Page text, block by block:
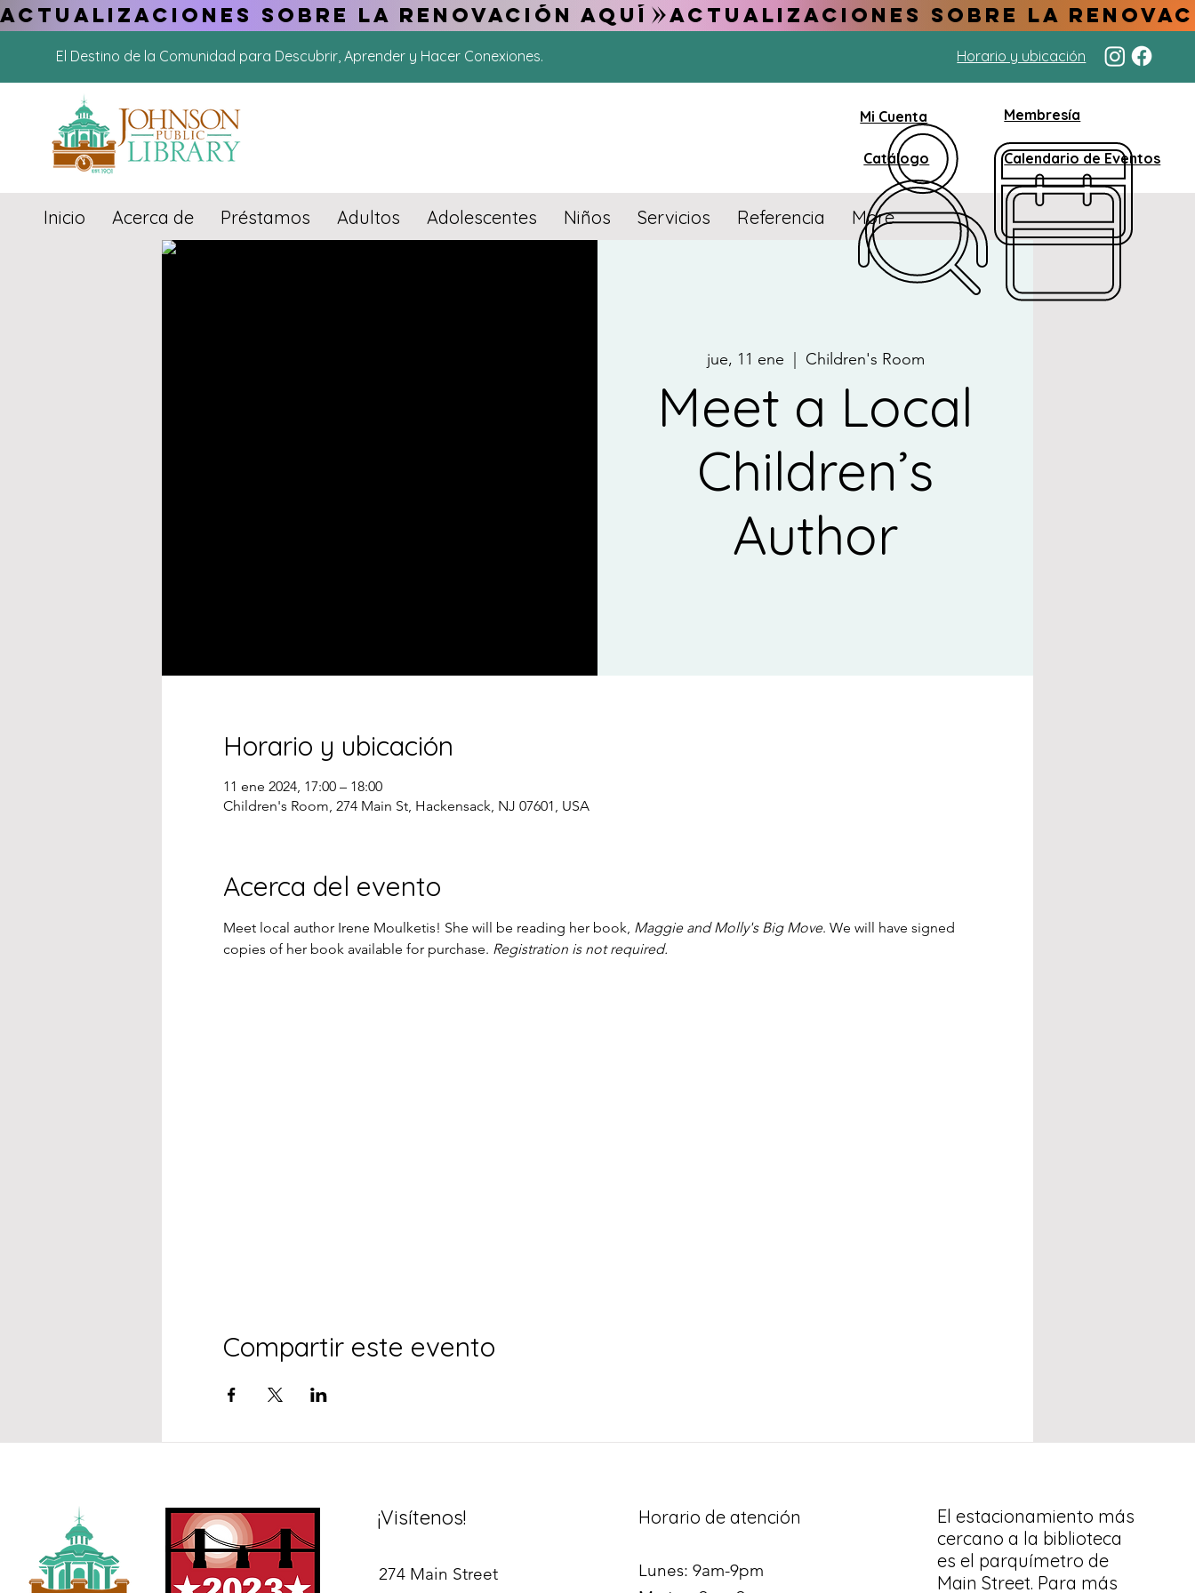
ACTUALIZACIONES SOBRE LA RENOVACIÓN AQUÍ
El Destino de la Comunidad para Descubrir, Aprender y Hacer Conexiones. Horario y ubicación
Mi Cuenta
Catálogo
Membresía
Calendario de Eventos
Inicio Acerca de Préstamos Adultos Adolescentes Niños Servicios Referencia More
jue, 11 ene Children's Room
Meet a Local
Children’s
Author
Horario y ubicación
11 ene 2024, 17:00 – 18:00
Children's Room, 274 Main St, Hackensack, NJ 07601, USA
Acerca del evento
Meet local author Irene Moulketis! She will be reading her book, Maggie and Molly's Big Move. We will have signed
copies of her book available for purchase. Registration is not required.
Compartir este evento
¡Visítenos!
274 Main Street
Horario de atención
Lunes: 9am-9pm
El estacionamiento más
cercano a la biblioteca
es el parquímetro de
Main Street. Para más